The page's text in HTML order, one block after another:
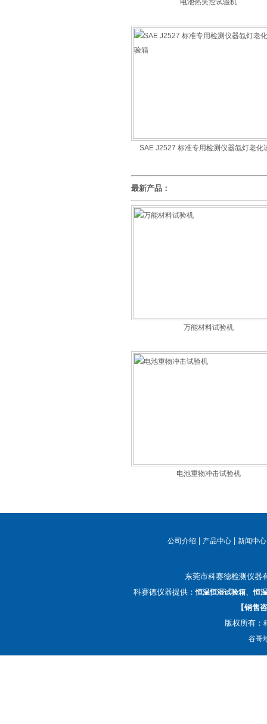
SAE J2527 标准专用检测仪器氙灯老化
最新产品：
万能材料试验机
电池重物冲击试验机
公司介绍 | 产品中心 |新闻中心
东莞市科赛德检测仪
科赛德仪器提供：恒温恒湿试验箱 、恒
【销售
版权所有：
谷哥